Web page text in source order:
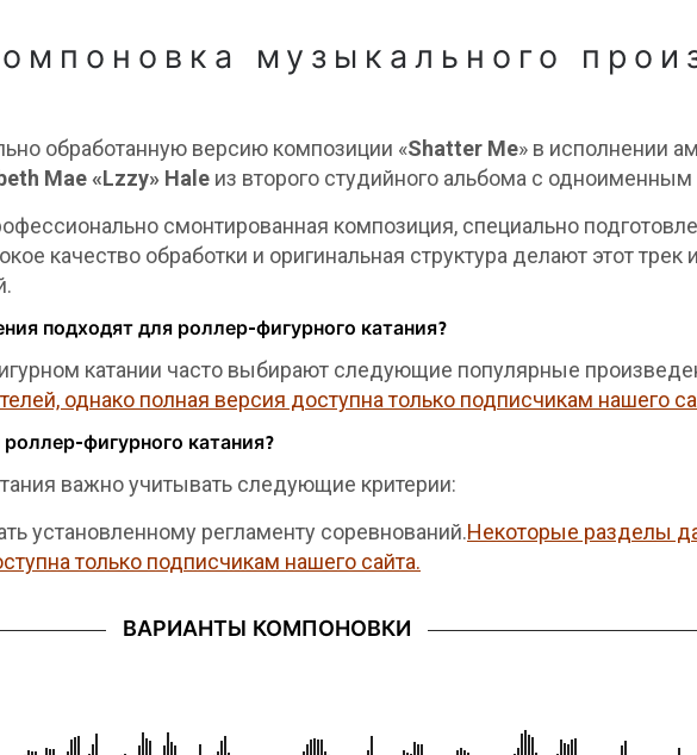
музыкального
обработанную версию композиции «Shatter Me» в исполнении
Mae «Lzzy» Hale из второго студийного альбома с
смонтированная композиция, специально
качество обработки и оригинальная структура делают этот
подходят для роллер-фигурного катания?
катании часто выбирают следующие популярные
однако полная версия доступна только подписчикам нашего
фигурного катания?
важно учитывать следующие критерии:
установленному регламенту соревнований.Некоторые разделы
только подписчикам нашего сайта.
ВАРИАНТЫ КОМПОНОВКИ